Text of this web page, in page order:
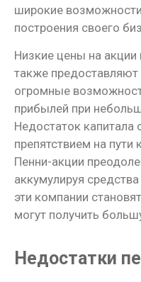
широкие
построения своего
Низкие цены на
также
огромные
прибылей при
Недостаток капитала
препятствием на пути
Пенни-акции
аккумулируя
эти компании
могут получить
Недостатки